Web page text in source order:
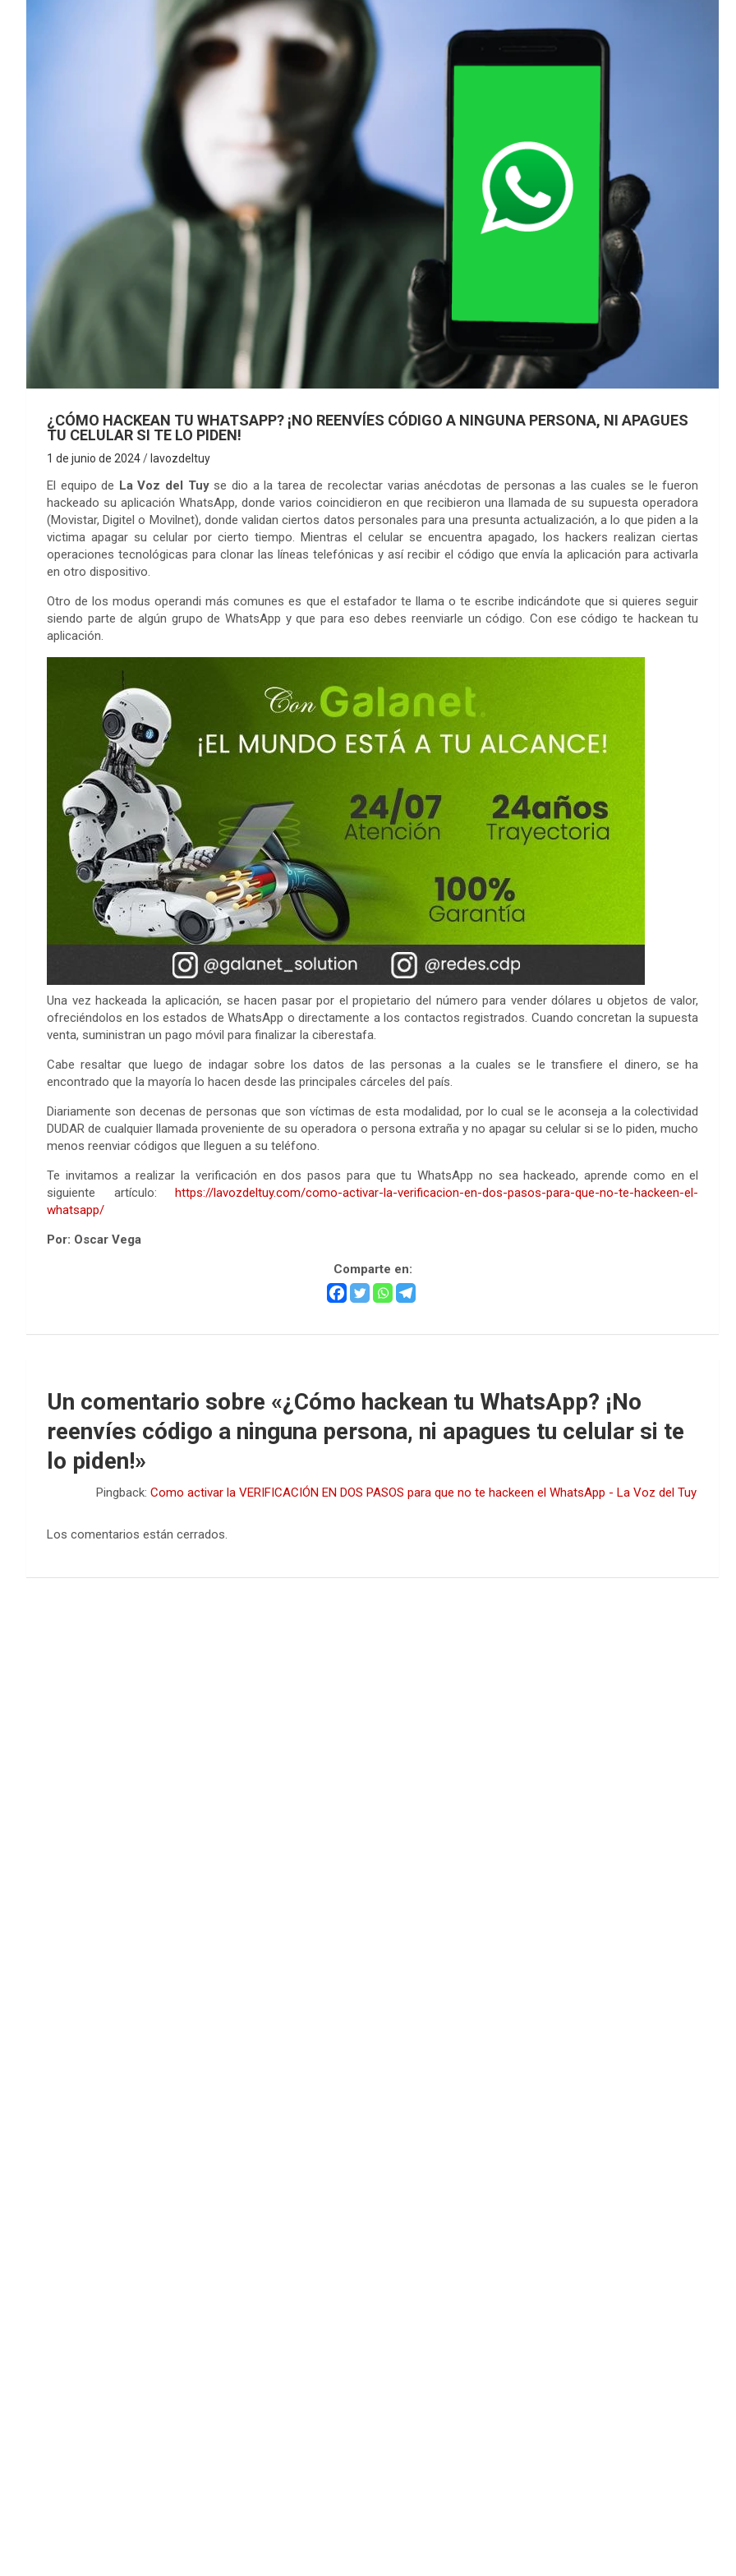
¿CÓMO HACKEAN TU WHATSAPP? ¡NO REENVÍES CÓDIGO A NINGUNA PERSONA, NI APAGUES
TU CELULAR SI TE LO PIDEN!
1 de junio de 2024 lavozdeltuy
El equipo de La Voz del Tuyse dio a la tarea de recolectar varias anécdotas de personas a las cuales se le fueron
hackeado su aplicación WhatsApp, donde varios coincidieron en que recibieron una llamada de su supuesta operadora
(Movistar, Digitel o Movilnet), donde validan ciertos datos personales para una presunta actualización, a lo que piden a la
victima apagar su celular por cierto tiempo. Mientras el celular se encuentra apagado, los hackers realizan ciertas
operaciones tecnológicas para clonar las líneas telefónicas y así recibir el código que envía la aplicación para activarla
en otro dispositivo.
Otro de los modus operandi más comunes es que el estafador te llama o te escribe indicándote que si quieres seguir
siendo parte de algún grupo de WhatsApp y que para eso debes reenviarle un código. Con ese código te hackean tu
aplicación.
Una vez hackeada la aplicación, se hacen pasar por el propietario del número para vender dólares u objetos de valor,
ofreciéndolos en los estados de WhatsApp o directamente a los contactos registrados. Cuando concretan la supuesta
venta, suministran un pago móvil para finalizar la ciberestafa.
Cabe resaltar que luego de indagar sobre los datos de las personas a la cuales se le transfiere el dinero, se ha
encontrado que la mayoría lo hacen desde las principales cárceles del país.
Diariamente son decenas de personas que son víctimas de esta modalidad, por lo cual se le aconseja a la colectividad
DUDAR de cualquier llamada proveniente de su operadora o persona extraña y no apagar su celular si se lo piden, mucho
menos reenviar códigos que lleguen a su teléfono.
Te invitamos a realizar la verificación en dos pasos para que tu WhatsApp no sea hackeado, aprende como en el
siguiente artículo:https://lavozdeltuy.com/como-activar-la-verificacion-en-dos-pasos-para-que-no-te-hackeen-el-
whatsapp/
Por: Oscar Vega
Comparte en:
Un comentario sobre «¿Cómo hackean tu WhatsApp? ¡No
reenvíes código a ninguna persona, ni apagues tu celular si te
lo piden!»
Pingback: Como activar la VERIFICACIÓN EN DOS PASOS para que no te hackeen el WhatsApp - La Voz del Tuy
Los comentarios están cerrados.